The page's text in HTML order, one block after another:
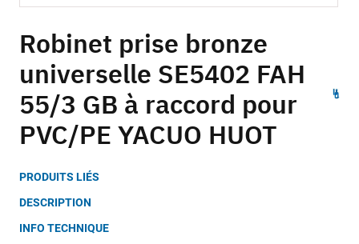
to
the
beginning
of
the
images
gallery
Robinet prise bronze
universelle SE5402 FAH
55/3 GB à raccord pour
PVC/PE YACUO HUOT
PRODUITS LIÉS
DESCRIPTION
INFO TECHNIQUE